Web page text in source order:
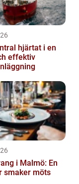
i en
effektiv
i Malmö: En
smaker möts